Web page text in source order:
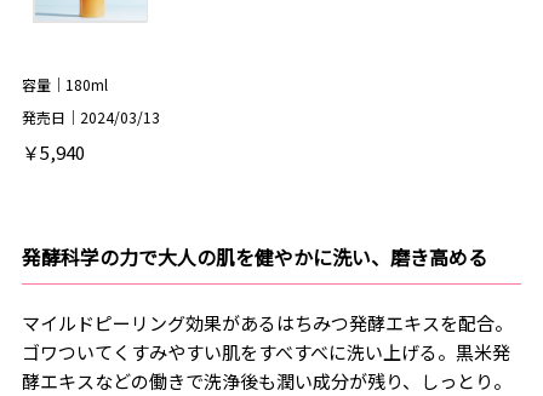
容量｜180ml
発売日｜2024/03/13
￥5,940
発酵科学の力で大人の肌を健やかに洗い、磨き高める
マイルドピーリング効果があるはちみつ発酵エキスを配合。
ゴワついてくすみやすい肌をすべすべに洗い上げる。黒米発
酵エキスなどの働きで洗浄後も潤い成分が残り、しっとり。